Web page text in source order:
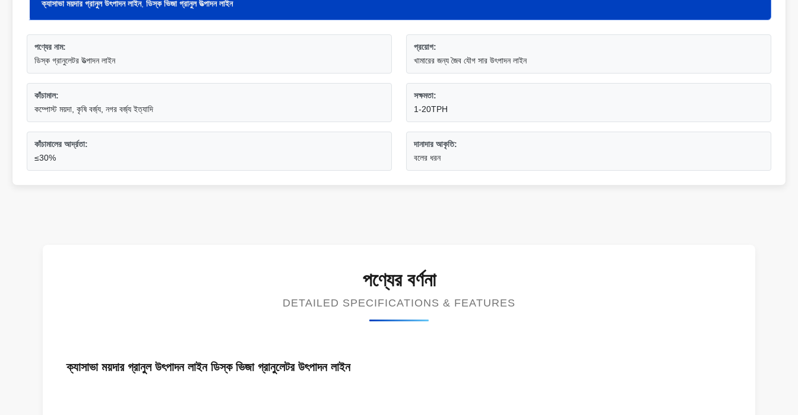
ক্যাসাভা ময়দার গ্রানুল উৎপাদন লাইন, ডিস্ক ভিজা গ্রানুল উত্পাদন লাইন
পণ্যের নাম:
ডিস্ক গ্রানুলেটর উত্পাদন লাইন
প্রয়োগ:
খামারের জন্য জৈব যৌগ সার উৎপাদন লাইন
কাঁচামাল:
কম্পোস্ট ময়দা, কৃষি বর্জ্য, নগর বর্জ্য ইত্যাদি
সক্ষমতা:
1-20TPH
কাঁচামালের আর্দ্রতা:
≤30%
দানাদার আকৃতি:
বলের ধরন
পণ্যের বর্ণনা
DETAILED SPECIFICATIONS & FEATURES
ক্যাসাভা ময়দার গ্রানুল উৎপাদন লাইন ডিস্ক ভিজা গ্রানুলেটর উৎপাদন লাইন